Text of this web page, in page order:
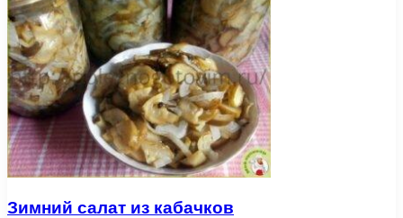
Зимний салат из кабачков